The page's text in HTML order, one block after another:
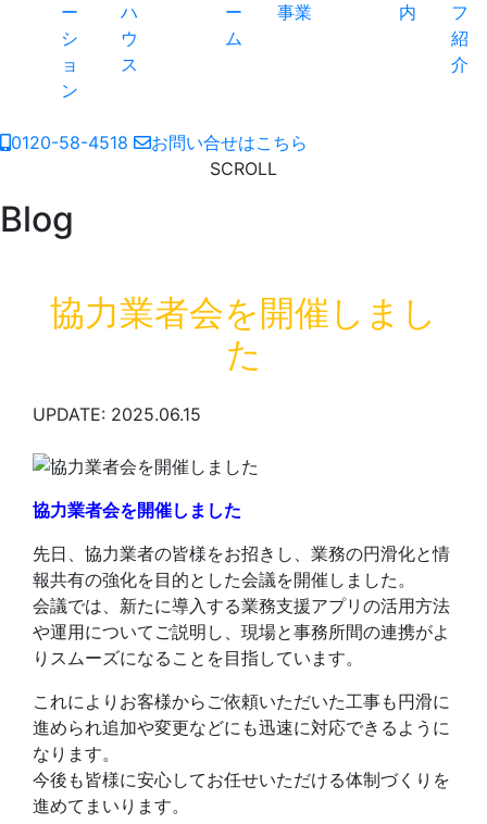
ー
シ
ョ
ン
ハ
ウ
ス
ー
ム
事業
内
フ
紹
介
0120-58-4518
お問い合せはこちら
SCROLL
Blog
協力業者会を開催しまし
た
UPDATE: 2025.06.15
協力業者会を開催しました
先日、協力業者の皆様をお招きし、業務の円滑化と情
報共有の強化を目的とした会議を開催しました。
会議では、新たに導入する業務支援アプリの活用方法
や運用についてご説明し、現場と事務所間の連携がよ
りスムーズになることを目指しています。
これによりお客様からご依頼いただいた工事も円滑に
進められ追加や変更などにも迅速に対応できるように
なります。
今後も皆様に安心してお任せいただける体制づくりを
進めてまいります。